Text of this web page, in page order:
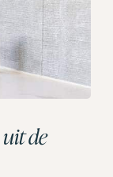
uit de